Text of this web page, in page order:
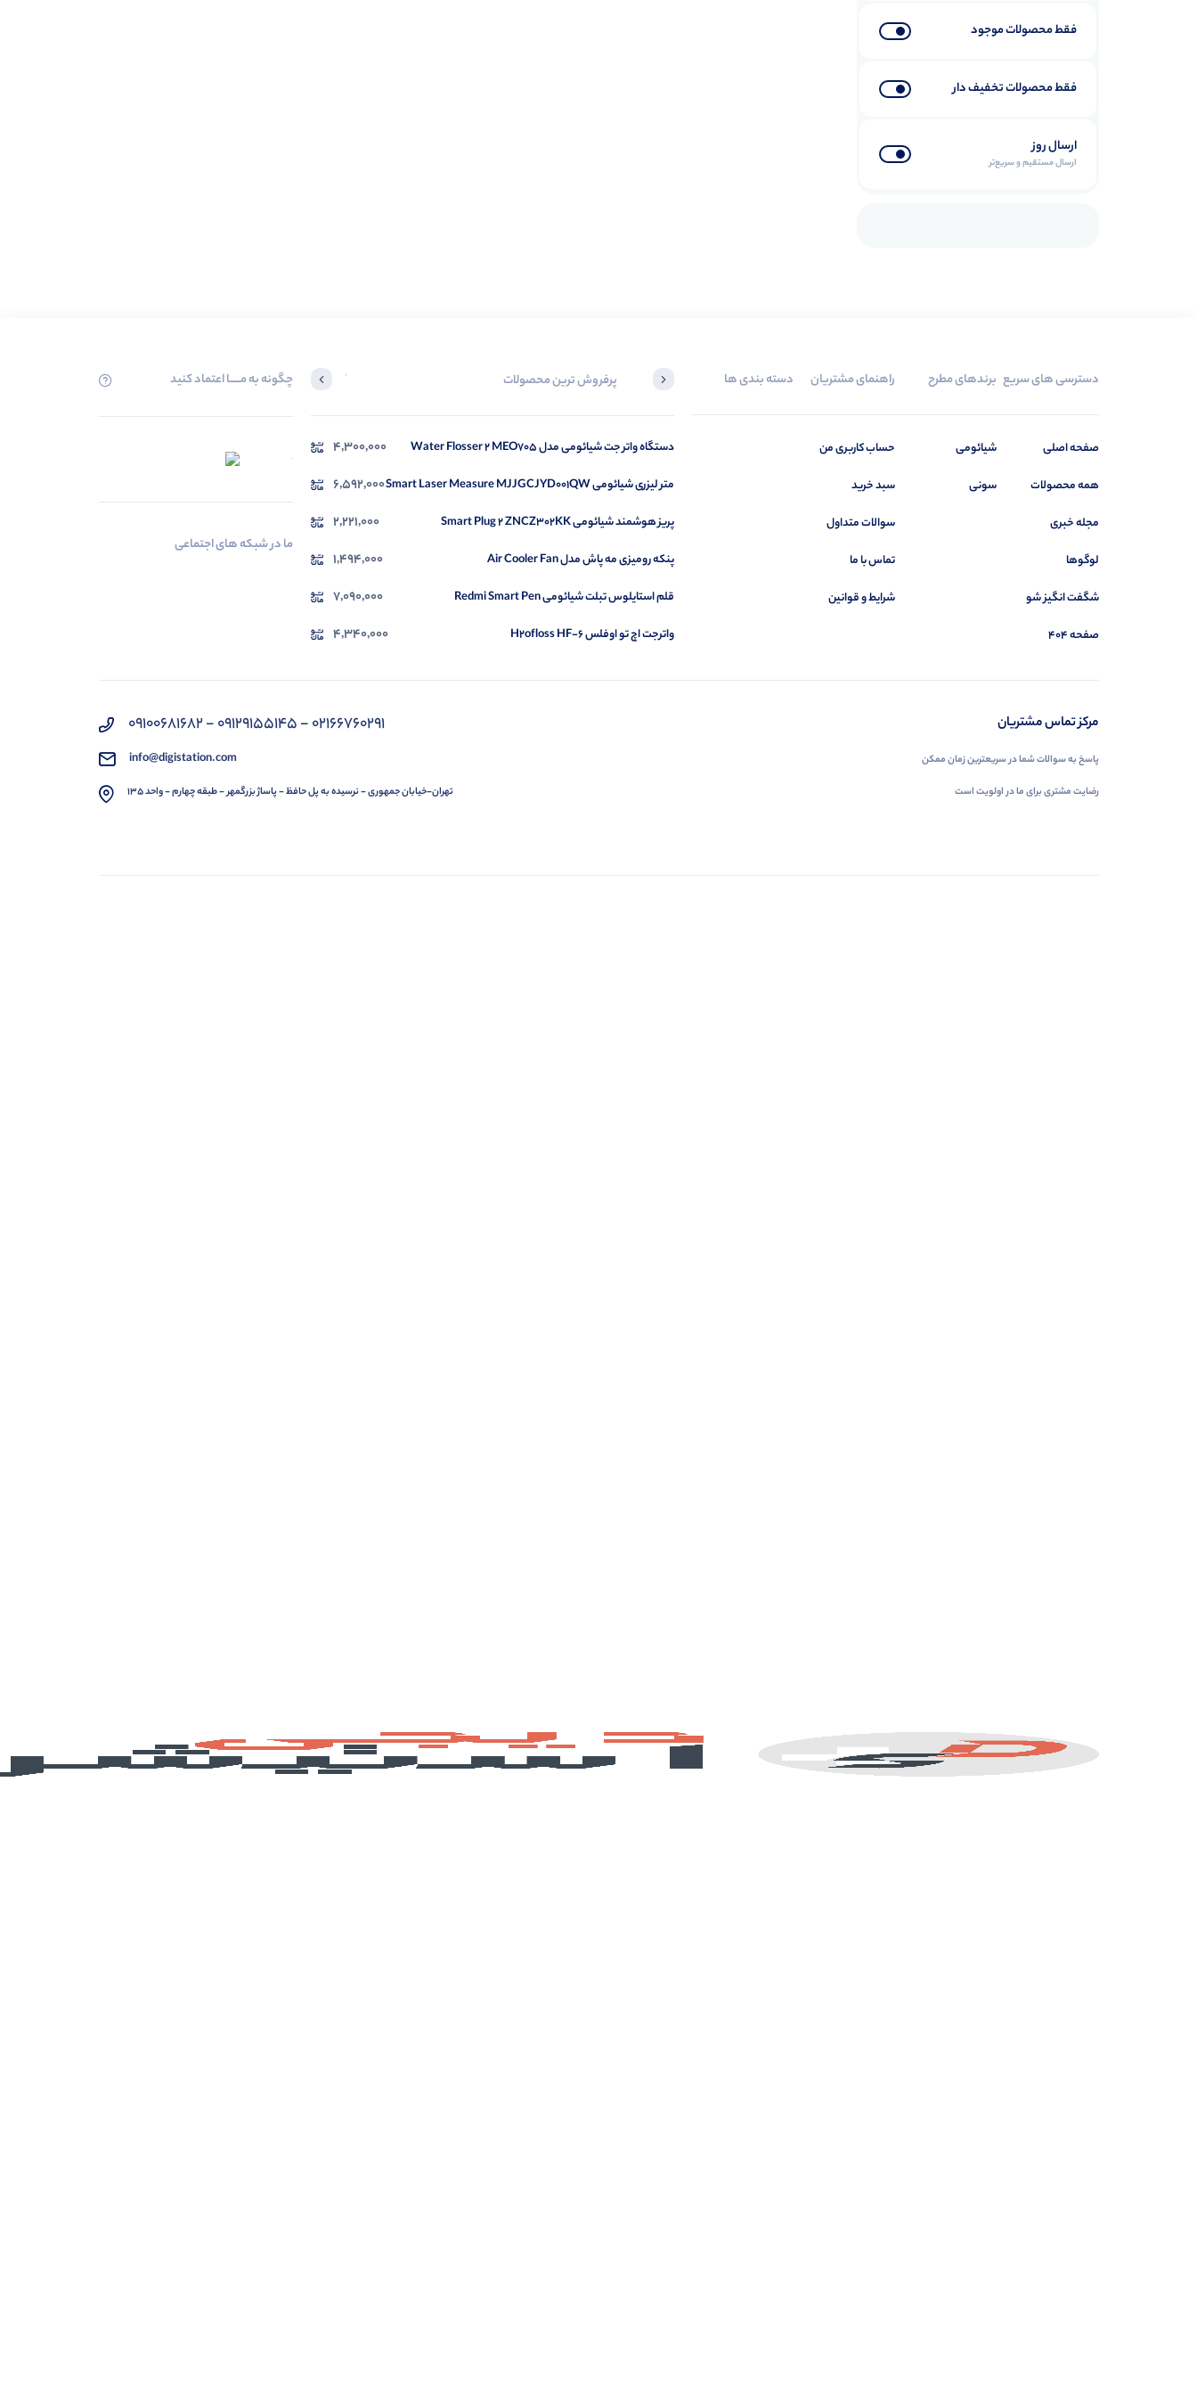
فقط محصولات موجود
فقط محصولات تخفیف دار
ارسال روز
ارسال مستقیم و سریع‌تر
دسترسی های سریع
صفحه اصلی
همه محصولات
مجله خبری
لوگوها
شگفت انگیز شو
صفحه 404
برندهای مطرح
شیائومی
سونی
راهنمای مشتریان
حساب کاربری من
سبد خرید
سوالات متداول
تماس با ما
شرایط و قوانین
دسته بندی ها پرفروش ترین محصولات آخرین محصولاتی که بازدید کردید
دستگاه واتر جت شیائومی مدل Water Flosser 2 MEO705 4,300,000
متر لیزری شیائومی Smart Laser Measure MJJGCJYD001QW 6,592,000
پریز هوشمند شیائومی Smart Plug 2 ZNCZ302KK 2,221,000
پنکه رومیزی مه پاش مدل Air Cooler Fan 1,494,000
قلم استایلوس تبلت شیائومی Redmi Smart Pen 7,090,000
واترجت اچ تو اوفلس H2ofloss HF-6 4,340,000
مشاهده محصولات
چگونه به مــــــا اعتماد کنید
ما در شبکه های اجتماعی
مرکز تماس مشتریان
پاسخ به سوالات شما در سریعترین زمان ممکن
رضایت مشتری برای ما در اولویت است
02166760291 - 09129155145 - 09100681682
info@digistation.com
تهران-خیابان جمهوری - نرسیده به پل حافظ - پاساژ بزرگمهر - طبقه چهارم - واحد 135